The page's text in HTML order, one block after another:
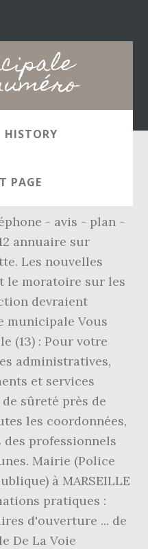
HISTORY
PAGE
Louis Julien, 13124
- avis - plan -
annuaire sur
Les nouvelles
le moratoire sur les
devraient
municipale Vous
(13) : Pour votre
administratives,
et services
sûreté près de
les coordonnées,
professionnels
Mairie (Police
à MARSEILLE
pratiques :
d'ouverture ... de
De La Voie